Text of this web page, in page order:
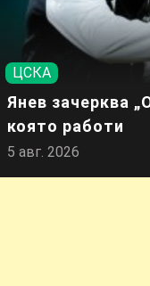
ЦСКА
Янев зачерква
която работи
5 авг. 2026